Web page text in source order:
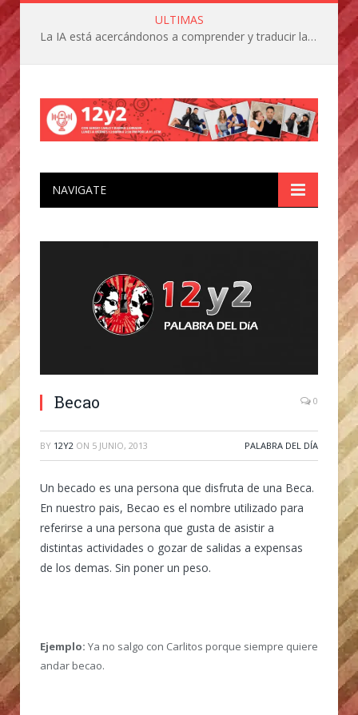
ULTIMAS
La IA está acercándonos a comprender y traducir las vocalizaciones y comportamientos de nuestras mascotas
NAVIGATE
Becao 0
BY 12Y2 ON 5 JUNIO, 2013 PALABRA DEL DÍA
Un becado es una persona que disfruta de una Beca.
En nuestro pais, Becao es el nombre utilizado para
referirse a una persona que gusta de asistir a
distintas actividades o gozar de salidas a expensas
de los demas. Sin poner un peso.
Ejemplo: Ya no salgo con Carlitos porque siempre quiere
andar becao.